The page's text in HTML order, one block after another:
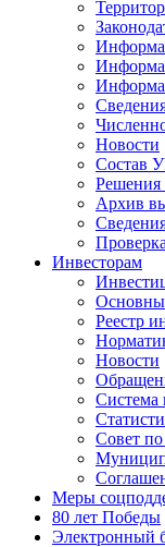
Новости
Состав
Архив
Инвесторам
Реестр
Новости
Система
Совет
Меры
80 лет Победы
Электронный